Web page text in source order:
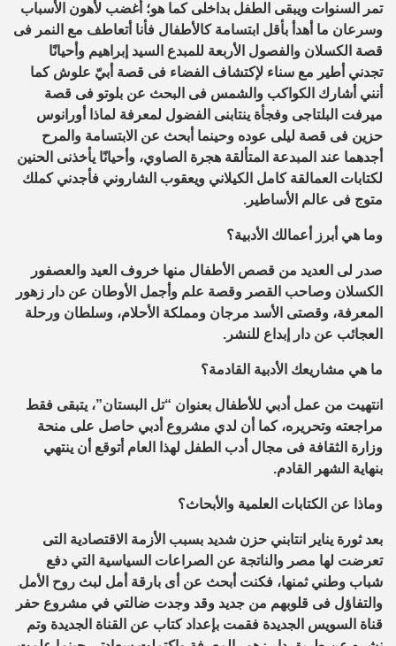
تمر السنوات ويبقى الطفل بداخلى كما هو؛ أغضب لأهون الأسباب
وسرعان ما أهدأ بأقل ابتسامة كالأطفال فأنا أتعاطف مع النمر فى
قصة الكسلان والفصول الأربعة للمبدع السيد إبراهيم وأحيانًا
تجدني أطير مع سناء لإكتشاف الفضاء فى قصة أبيّ علوش كما
أنني أشارك الكواكب والشمس فى البحث عن بلوتو فى قصة
ميرفت البلتاجى وفجأة ينتابنى الفضول لمعرفة لماذا أورانوس
حزين فى قصة ليلى عوده وحينما أبحث عن الابتسامة والمرح
أجدهما عند المبدعة المتألقة هجرة الصاوي، وأحيانًا يأخذنى الحنين
لكتابات العمالقة كامل الكيلاني ويعقوب الشاروني فأجدني كملك
متوج فى عالم الأساطير.
وما هي أبرز أعمالك الأدبية؟
صدر لى العديد من قصص الأطفال منها خروف العيد والعصفور
الكسلان وصاحب القصر وقصة علم وأجمل الأوطان عن دار زهور
المعرفة، وقصتى الأسد مرجان ومملكة الأحلام، وسلطان ورحلة
العجائب عن دار إبداع للنشر.
ما هي مشاريعك الأدبية القادمة؟
انتهيت من عمل أدبي للأطفال بعنوان “تل البستان”، يتبقى فقط
مراجعته وتحريره، كما أن لدي مشروع أدبي حاصل على منحة
وزارة الثقافة فى مجال أدب الطفل لهذا العام أتوقع أن ينتهي
بنهاية الشهر القادم.
وماذا عن الكتابات العلمية والأبحاث؟
بعد ثورة يناير انتابني حزن شديد بسبب الأزمة الاقتصادية التى
تعرضت لها مصر والناتجة عن الصراعات السياسية التي دفع
شباب وطني ثمنها، فكنت أبحث عن أى بارقة أمل لبث روح الأمل
والتفاؤل فى قلوبهم من جديد وقد وجدت ضالتي في مشروع حفر
قناة السويس الجديدة فقمت بإعداد كتاب عن القناة الجديدة وتم